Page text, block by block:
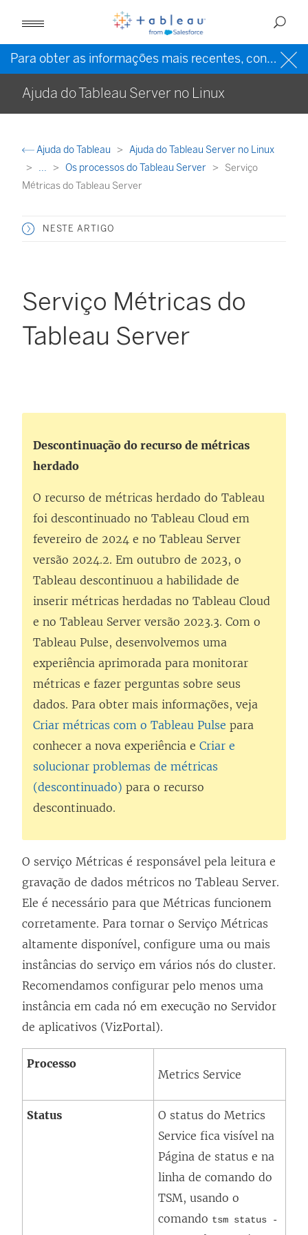
Para obter as informações mais recentes, consulte a
Ajuda do Tableau Server no Linux
Ajuda do Tableau
Ajuda do Tableau Server no Linux
...
Os processos do Tableau Server
Serviço
Métricas do Tableau Server
NESTE ARTIGO
Serviço Métricas do
Tableau Server
Descontinuação do recurso de métricas
herdado
O recurso de métricas herdado do Tableau
foi descontinuado no Tableau Cloud em
fevereiro de 2024 e no Tableau Server
versão 2024.2. Em outubro de 2023, o
Tableau descontinuou a habilidade de
inserir métricas herdadas no Tableau Cloud
e no Tableau Server versão 2023.3. Com o
Tableau Pulse, desenvolvemos uma
experiência aprimorada para monitorar
métricas e fazer perguntas sobre seus
dados. Para obter mais informações, veja
Criar métricas com o Tableau Pulse para
conhecer a nova experiência e Criar e
solucionar problemas de métricas
(descontinuado) para o recurso
descontinuado.
O serviço Métricas é responsável pela leitura e
gravação de dados métricos no Tableau Server.
Ele é necessário para que Métricas funcionem
corretamente. Para tornar o Serviço Métricas
altamente disponível, configure uma ou mais
instâncias do serviço em vários nós do cluster.
Recomendamos configurar pelo menos uma
instância em cada nó em execução no Servidor
de aplicativos (VizPortal).
Processo
Metrics Service
Status O status do Metrics
Service fica visível na
Página de status e na
linha de comando do
TSM, usando o
comando tsm status -